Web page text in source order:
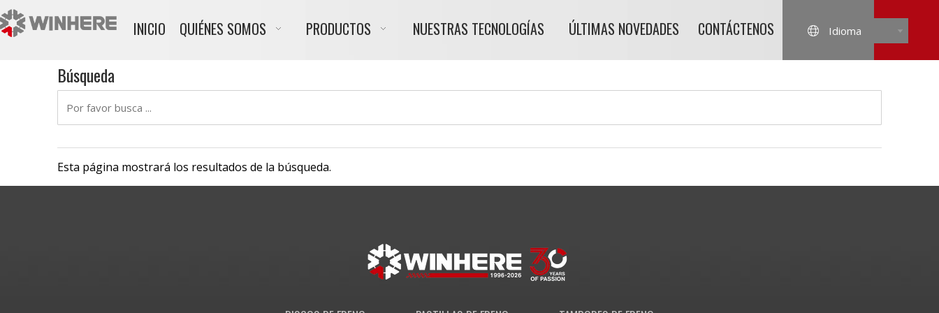
INICIO QUIÉNES SOMOS PRODUCTOS NUESTRAS TECNOLOGÍAS ÚLTIMAS NOVEDADES CONTÁCTENOS Idioma
Búsqueda
Esta página mostrará los resultados de la búsqueda.